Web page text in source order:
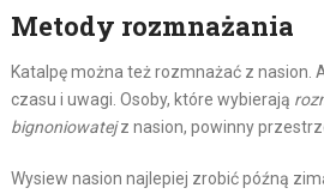
Metody rozmnażania
Katalpę można też rozmnażać z nasion.
czasu i uwagi. Osoby, które wybierają
bignoniowatejz nasion, powinny
Wysiew nasion najlepiej zrobić późną